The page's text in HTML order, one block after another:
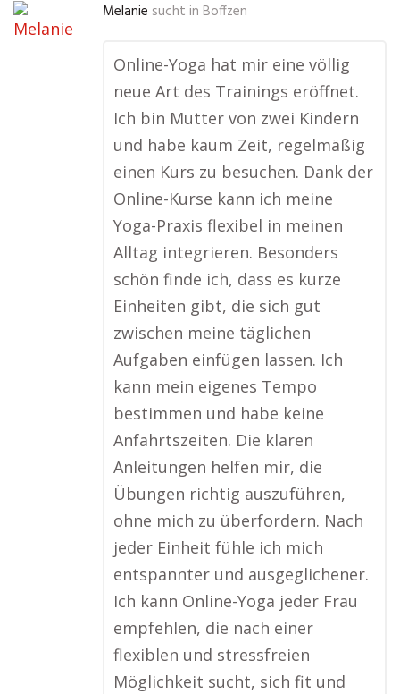
Melanie sucht in Boffzen
Online-Yoga hat mir eine völlig
neue Art des Trainings eröffnet.
Ich bin Mutter von zwei Kindern
und habe kaum Zeit, regelmäßig
einen Kurs zu besuchen. Dank der
Online-Kurse kann ich meine
Yoga-Praxis flexibel in meinen
Alltag integrieren. Besonders
schön finde ich, dass es kurze
Einheiten gibt, die sich gut
zwischen meine täglichen
Aufgaben einfügen lassen. Ich
kann mein eigenes Tempo
bestimmen und habe keine
Anfahrtszeiten. Die klaren
Anleitungen helfen mir, die
Übungen richtig auszuführen,
ohne mich zu überfordern. Nach
jeder Einheit fühle ich mich
entspannter und ausgeglichener.
Ich kann Online-Yoga jeder Frau
empfehlen, die nach einer
flexiblen und stressfreien
Möglichkeit sucht, sich fit und